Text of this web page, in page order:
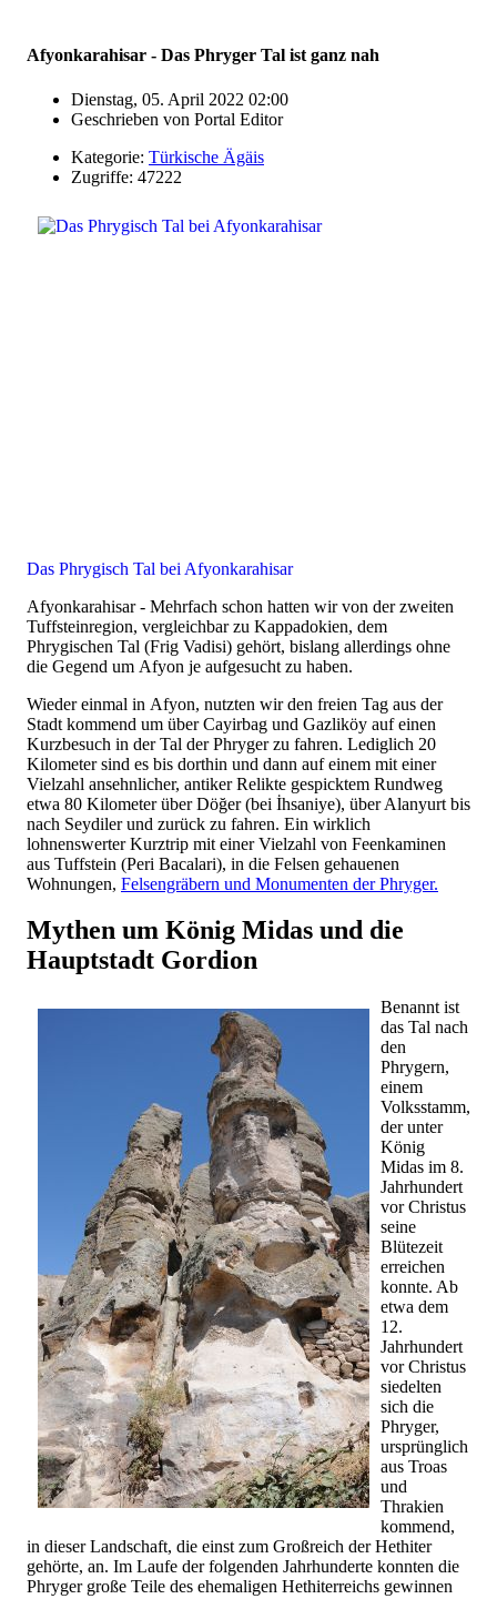
Afyonkarahisar - Das Phryger Tal ist ganz nah
Dienstag, 05. April 2022 02:00
Geschrieben von Portal Editor
Kategorie: Türkische Ägäis
Zugriffe: 47222
Das Phrygisch Tal bei Afyonkarahisar
Afyonkarahisar - Mehrfach schon hatten wir von der zweiten
Tuffsteinregion, vergleichbar zu Kappadokien, dem
Phrygischen Tal (Frig Vadisi) gehört, bislang allerdings ohne
die Gegend um Afyon je aufgesucht zu haben.
Wieder einmal in Afyon, nutzten wir den freien Tag aus der
Stadt kommend um über Cayirbag und Gazliköy auf einen
Kurzbesuch in der Tal der Phryger zu fahren. Lediglich 20
Kilometer sind es bis dorthin und dann auf einem mit einer
Vielzahl ansehnlicher, antiker Relikte gespicktem Rundweg
etwa 80 Kilometer über Döğer (bei İhsaniye), über Alanyurt bis
nach Seydiler und zurück zu fahren. Ein wirklich
lohnenswerter Kurztrip mit einer Vielzahl von Feenkaminen
aus Tuffstein (Peri Bacalari), in die Felsen gehauenen
Wohnungen, Felsengräbern und Monumenten der Phryger.
Mythen um König Midas und die
Hauptstadt Gordion
Benannt ist
das Tal nach
den
Phrygern,
einem
Volksstamm,
der unter
König
Midas im 8.
Jahrhundert
vor Christus
seine
Blütezeit
erreichen
konnte. Ab
etwa dem
12.
Jahrhundert
vor Christus
siedelten
sich die
Phryger,
ursprünglich
aus Troas
und
Thrakien
kommend,
in dieser Landschaft, die einst zum Großreich der Hethiter
gehörte, an. Im Laufe der folgenden Jahrhunderte konnten die
Phryger große Teile des ehemaligen Hethiterreichs gewinnen